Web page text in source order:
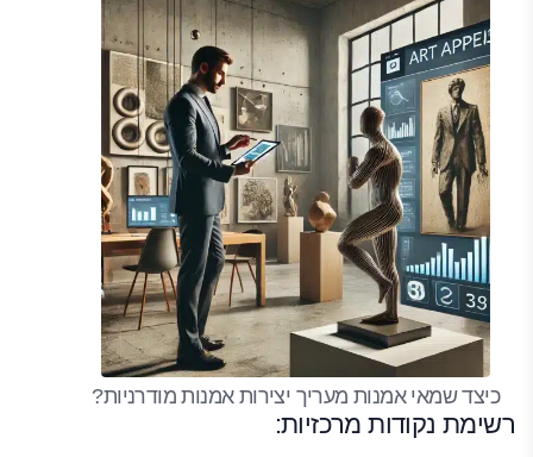
כיצד שמאי אמנות מעריך יצירות אמנות מודרניות?
רשימת נקודות מרכזיות: